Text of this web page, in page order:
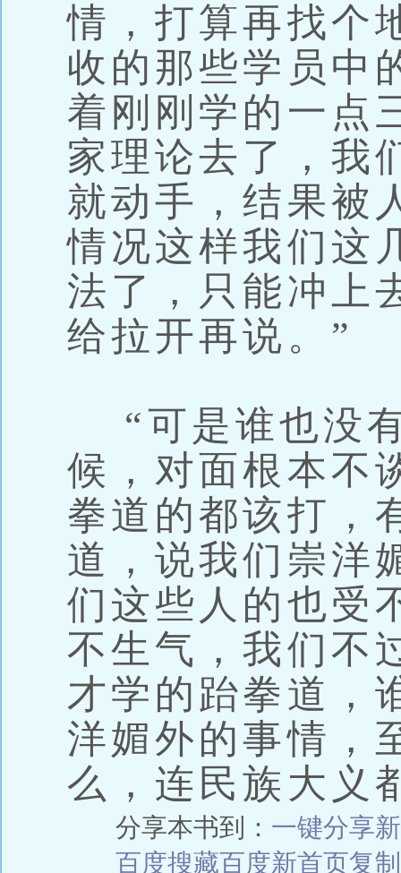
情，打算再找个
收的那些学员中
着刚刚学的一点
家理论去了，我
就动手，结果被
情况这样我们这
法了，只能冲上
给拉开再说。”
“可是谁也没
候，对面根本不
拳道的都该打，
道，说我们崇洋
们这些人的也受
不生气，我们不
才学的跆拳道，
洋媚外的事情，
么，连民族大义
分享本书到： 一键分享
百度搜藏百度新首页复